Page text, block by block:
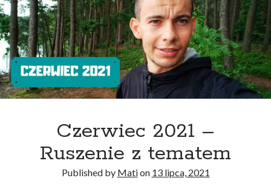
28 Wiązowska Piątka – relacja
18 Bieg o Puchar Bielan – relacja
SkyWayRun Lublin 2024 – relacja
4 Kasztelańska Piątka – relacja
Czerwiec 2021 –
Ruszenie z tematem
Published by Mation 13 lipca, 2021